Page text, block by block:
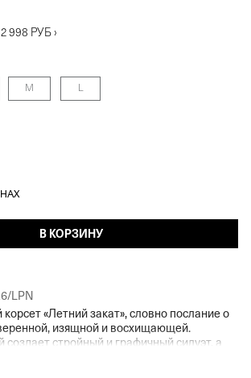
2 998 РУБ ›
M L
В КОРЗИНУ
LPN
«Летний закат», словно послание о
изящной и восхищающей.
стройный и графичный силуэт, а
оттенок подчеркивает легкость